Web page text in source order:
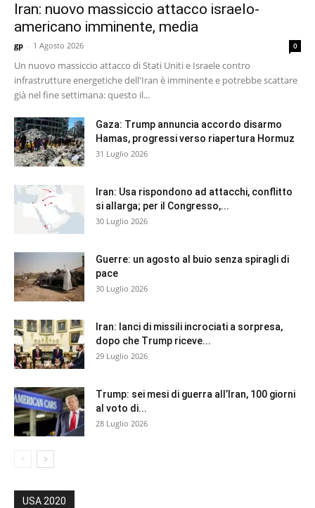
Iran: nuovo massiccio attacco israelo-
americano imminente, media
gp - 1 Agosto 2026 0
Un nuovo massiccio attacco di Stati Uniti e Israele contro
infrastrutture energetiche dell'Iran è imminente e potrebbe scattare
già nel fine settimana: questo il...
Gaza: Trump annuncia accordo disarmo
Hamas, progressi verso riapertura Hormuz
31 Luglio 2026
Iran: Usa rispondono ad attacchi, conflitto
si allarga; per il Congresso,...
30 Luglio 2026
Guerre: un agosto al buio senza spiragli di
pace
30 Luglio 2026
Iran: lanci di missili incrociati a sorpresa,
dopo che Trump riceve...
29 Luglio 2026
Trump: sei mesi di guerra all’Iran, 100 giorni
al voto di...
28 Luglio 2026
USA 2020